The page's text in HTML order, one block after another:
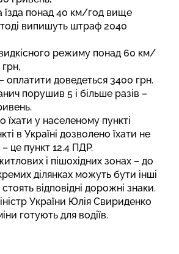
їзда понад 40 км/год вище
випишуть штраф 2040
режиму понад 60 км/
оплатити доведеться 3400 грн.
порушив 5 і більше разів –
їхати у населеному пункті
в Україні дозволено їхати не
це пункт 12.4 ПДР.
і пішохідних зонах – до
ділянках можуть бути інші
відповідні дорожні знаки.
України Юлія Свириденко
готують для водіїв.